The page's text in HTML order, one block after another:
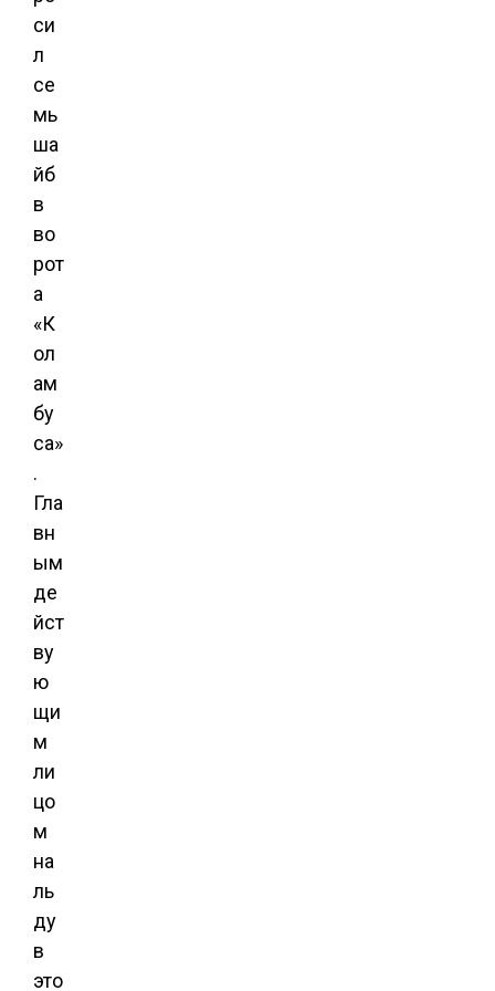
си
л
се
мь
ша
йб
в
во
рот
а
«К
ол
ам
бу
са»
.
Гла
вн
ым
де
йст
ву
ю
щи
м
ли
цо
м
на
ль
ду
в
это